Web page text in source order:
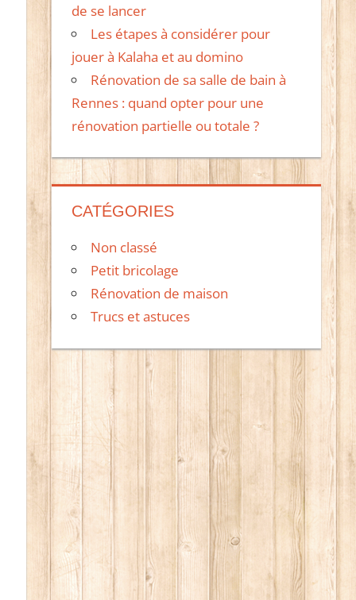
de se lancer
Les étapes à considérer pour
jouer à Kalaha et au domino
Rénovation de sa salle de bain à
Rennes : quand opter pour une
rénovation partielle ou totale ?
CATÉGORIES
Non classé
Petit bricolage
Rénovation de maison
Trucs et astuces